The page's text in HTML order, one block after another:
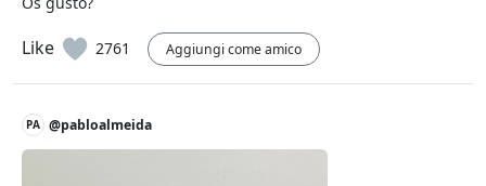
Like 2761 Aggiungi come amico
PA @pabloalmeida